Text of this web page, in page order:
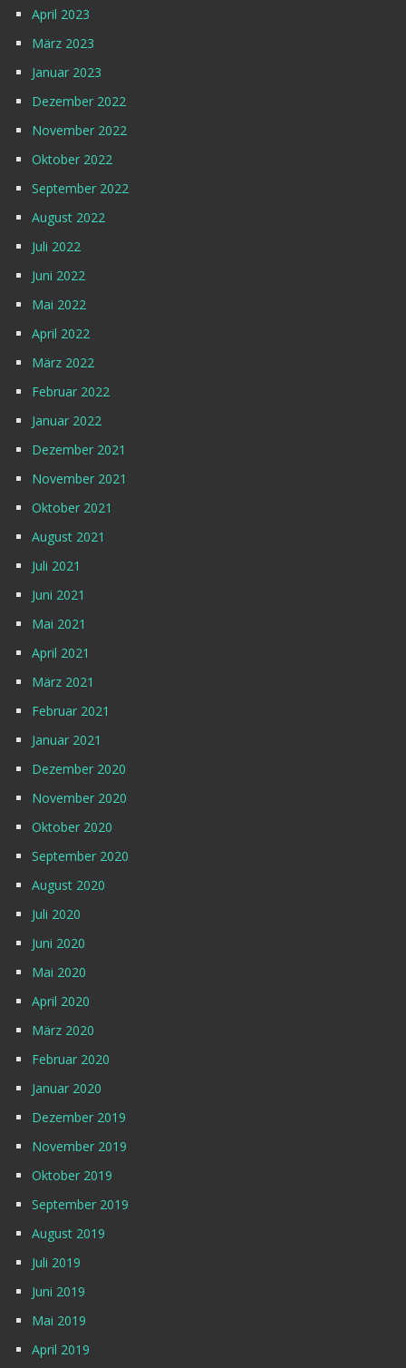
April 2023
März 2023
Januar 2023
Dezember 2022
November 2022
Oktober 2022
September 2022
August 2022
Juli 2022
Juni 2022
Mai 2022
April 2022
März 2022
Februar 2022
Januar 2022
Dezember 2021
November 2021
Oktober 2021
August 2021
Juli 2021
Juni 2021
Mai 2021
April 2021
März 2021
Februar 2021
Januar 2021
Dezember 2020
November 2020
Oktober 2020
September 2020
August 2020
Juli 2020
Juni 2020
Mai 2020
April 2020
März 2020
Februar 2020
Januar 2020
Dezember 2019
November 2019
Oktober 2019
September 2019
August 2019
Juli 2019
Juni 2019
Mai 2019
April 2019